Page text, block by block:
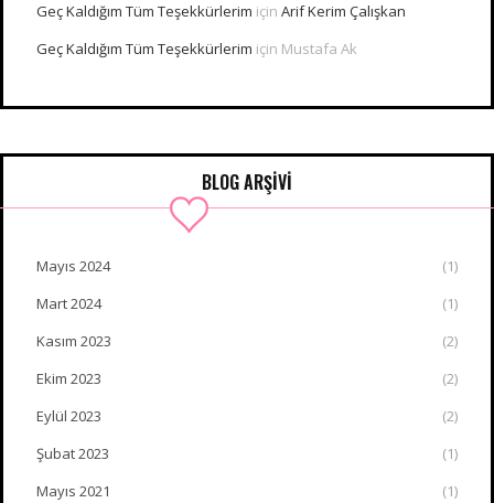
Geç Kaldığım Tüm Teşekkürlerim için Arif Kerim Çalışkan
Geç Kaldığım Tüm Teşekkürlerim için Mustafa Ak
BLOG ARŞİVİ
Mayıs 2024
(1)
Mart 2024
(1)
Kasım 2023
(2)
Ekim 2023
(2)
Eylül 2023
(2)
Şubat 2023
(1)
Mayıs 2021
(1)